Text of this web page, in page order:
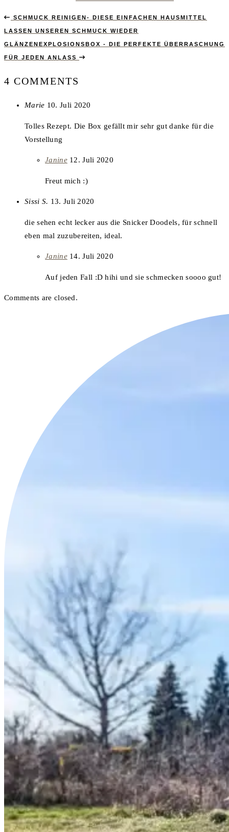
SCHMUCK REINIGEN- DIESE EINFACHEN HAUSMITTEL
LASSEN UNSEREN SCHMUCK WIEDER
GLÄNZENEXPLOSIONSBOX - DIE PERFEKTE ÜBERRASCHUNG
FÜR JEDEN ANLASS
4 COMMENTS
Mariesays:
10. Juli 2020
Tolles Rezept. Die Box gefällt mir sehr gut danke für die
Vorstellung
Janinesays:
12. Juli 2020
Freut mich :)
Sissi S. says:
13. Juli 2020
die sehen echt lecker aus die Snicker Doodels, für schnell
eben mal zuzubereiten, ideal.
Janinesays:
14. Juli 2020
Auf jeden Fall :D hihi und sie schmecken soooo gut!
Comments are closed.